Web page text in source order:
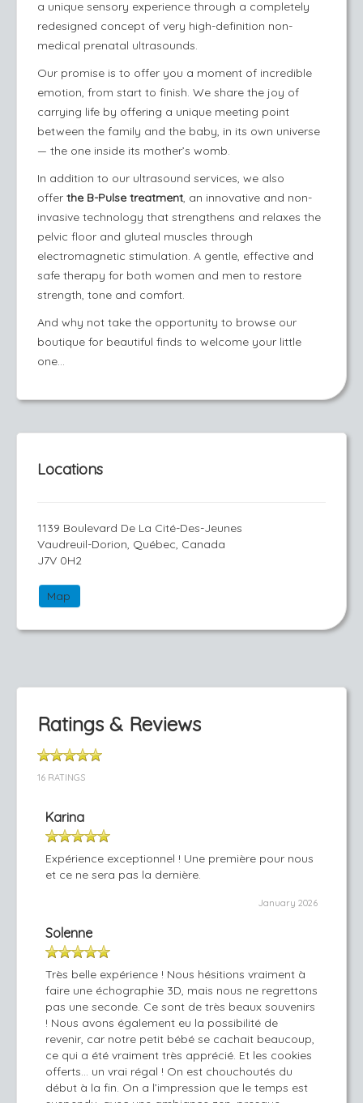
a unique sensory experience through a completely
redesigned concept of very high-definition non-
medical prenatal ultrasounds.
Our promise is to offer you a moment of incredible
emotion, from start to finish. We share the joy of
carrying life by offering a unique meeting point
between the family and the baby, in its own universe
— the one inside its mother’s womb.
In addition to our ultrasound services, we also
offer the B-Pulse treatment, an innovative and non-
invasive technology that strengthens and relaxes the
pelvic floor and gluteal muscles through
electromagnetic stimulation. A gentle, effective and
safe therapy for both women and men to restore
strength, tone and comfort.
And why not take the opportunity to browse our
boutique for beautiful finds to welcome your little
one…
Locations
1139 Boulevard De La Cité-Des-Jeunes
Vaudreuil-Dorion, Québec, Canada
J7V 0H2
Map
Ratings & Reviews
16 RATINGS
Karina
Expérience exceptionnel ! Une première pour nous
et ce ne sera pas la dernière.
January 2026
Solenne
Très belle expérience ! Nous hésitions vraiment à
faire une échographie 3D, mais nous ne regrettons
pas une seconde. Ce sont de très beaux souvenirs
! Nous avons également eu la possibilité de
revenir, car notre petit bébé se cachait beaucoup,
ce qui a été vraiment très apprécié. Et les cookies
offerts… un vrai régal ! On est chouchoutés du
début à la fin. On a l’impression que le temps est